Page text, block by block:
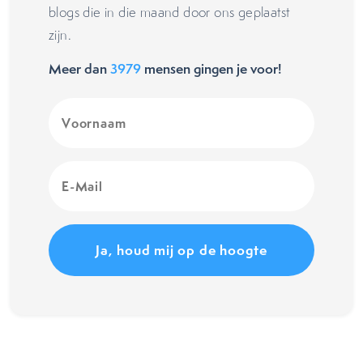
blogs die in die maand door ons geplaatst
zijn.
Meer dan3979 mensen gingen je voor!
(Vereist)
Mail